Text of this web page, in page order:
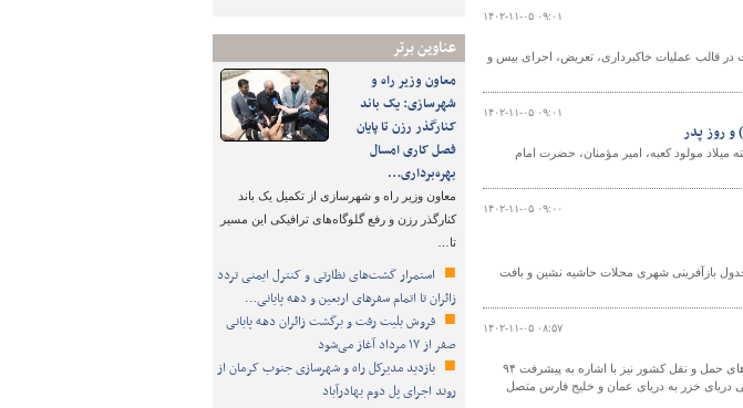
عناوین برتر
معاون وزیر راه و
شهرسازی: یک باند
کنارگذر رزن تا پایان
فصل کاری امسال
بهره‌برداری…
معاون وزیر راه و شهرسازی از تکمیل یک باند
کنارگذر رزن و رفع گلوگاه‌های ترافیکی این مسیر
تا…
استمرار گشت‌های نظارتی و کنترل ایمنی تردد
زائران تا اتمام سفرهای اربعین و دهه پایانی…
فروش بلیت رفت و برگشت زائران دهه پایانی
صفر از ۱۷ مرداد آغاز می‌شود
بازدید مدیرکل راه و شهرسازی جنوب کرمان از
روند اجرای پل دوم بهادرآباد
۱۴۰۲-۱۱-۰۵ ۰۹:۰۱
قالب عملیات خاکبرداری، تعریض، اجرای بیس و
۱۴۰۲-۱۱-۰۵ ۰۹:۰۱
و روز پدر
مولود کعبه، امیر مؤمنان، حضرت امام
۱۴۰۲-۱۱-۰۵ ۰۹:۰۰
۱۳ پله ای استان کرمانشاه در جدول بازآفرینی شهری محلات حاشیه نشین و بافت
۱۴۰۲-۱۱-۰۵ ۰۸:۵۷
معاون ساخت و توسعه راه آهن، بنادر و فرودگاه‌های شرکت ساخت و توسعه زیربناهای حمل و نقل کشور نیز با اشاره به پیشرفت ۹۴
خزر به دریای عمان و خلیج فارس متصل